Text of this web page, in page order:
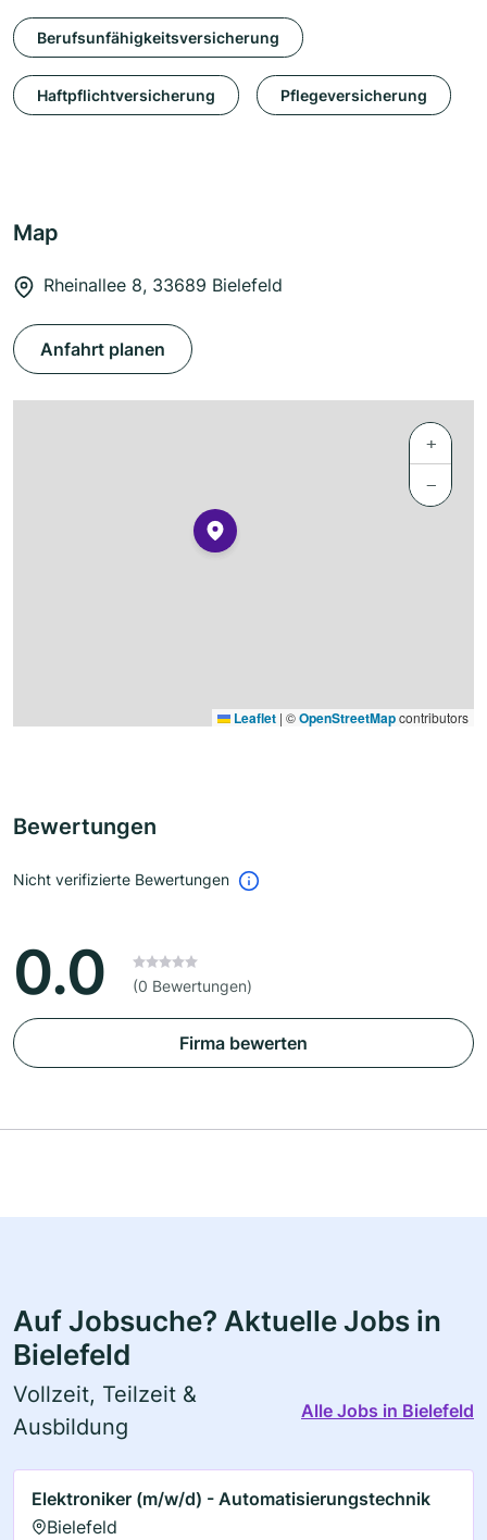
Berufsunfähigkeitsversicherung
Haftpflichtversicherung Pflegeversicherung
Map
Rheinallee 8, 33689 Bielefeld
Anfahrt planen
+
−
Leaflet | ©OpenStreetMapcontributors
Bewertungen
Nicht verifizierte Bewertungen
0.0 (0 Bewertungen)
Firma bewerten
Auf Jobsuche? Aktuelle Jobs in
Bielefeld
Vollzeit, Teilzeit &
Ausbildung
Alle Jobs in Bielefeld
Elektroniker (m/w/d) - Automatisierungstechnik
Bielefeld